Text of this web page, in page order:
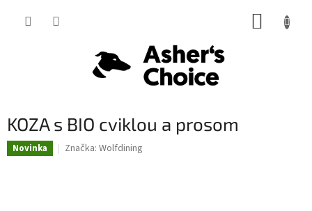
KOZA s BIO cviklou a prosom
Novinka Značka: Wolfdining